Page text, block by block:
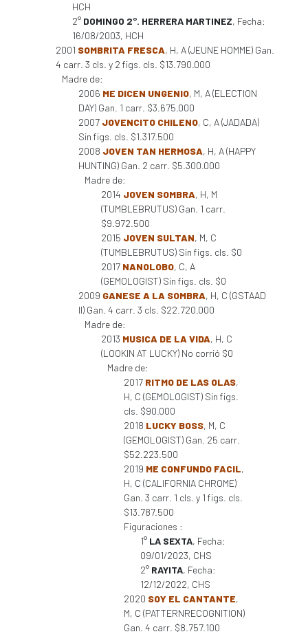
HCH
2° DOMINGO 2°. HERRERA MARTINEZ, Fecha:
16/08/2003, HCH
2001 SOMBRITA FRESCA, H, A (JEUNE HOMME) Gan.
4 carr. 3 cls. y 2 figs. cls. $13.790.000
Madre de:
2006 ME DICEN UNGENIO, M, A (ELECTION
DAY) Gan. 1 carr. $3.675.000
2007 JOVENCITO CHILENO, C, A (JADADA)
Sin figs. cls. $1.317.500
2008 JOVEN TAN HERMOSA, H, A (HAPPY
HUNTING) Gan. 2 carr. $5.300.000
Madre de:
2014 JOVEN SOMBRA, H, M
(TUMBLEBRUTUS) Gan. 1 carr.
$9.972.500
2015 JOVEN SULTAN, M, C
(TUMBLEBRUTUS) Sin figs. cls. $0
2017 NANOLOBO, C, A
(GEMOLOGIST) Sin figs. cls. $0
2009 GANESE A LA SOMBRA, H, C (GSTAAD
II) Gan. 4 carr. 3 cls. $22.720.000
Madre de:
2013 MUSICA DE LA VIDA, H, C
(LOOKIN AT LUCKY) No corrió $0
Madre de:
2017 RITMO DE LAS OLAS,
H, C (GEMOLOGIST) Sin figs.
cls. $90.000
2018 LUCKY BOSS, M, C
(GEMOLOGIST) Gan. 25 carr.
$52.223.500
2019 ME CONFUNDO FACIL,
H, C (CALIFORNIA CHROME)
Gan. 3 carr. 1 cls. y 1 figs. cls.
$13.787.500
Figuraciones :
1° LA SEXTA, Fecha:
09/01/2023, CHS
2° RAYITA, Fecha:
12/12/2022, CHS
2020 SOY EL CANTANTE,
M, C (PATTERNRECOGNITION)
Gan. 4 carr. $8.757.100